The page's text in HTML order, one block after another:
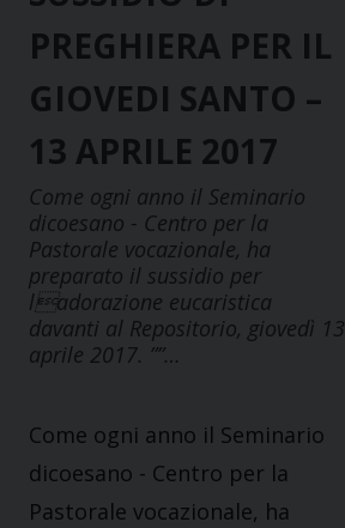
PREGHIERA PER IL
GIOVEDI SANTO –
13 APRILE 2017
Come ogni anno il Seminario
dicoesano - Centro per la
Pastorale vocazionale, ha
preparato il sussidio per
ladorazione eucaristica
davanti al Repositorio, giovedì 13
aprile 2017. ””…
Come ogni anno il Seminario
dicoesano - Centro per la
Pastorale vocazionale, ha